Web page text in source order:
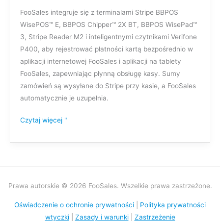
FooSales integruje się z terminalami Stripe BBPOS
WisePOS™ E, BBPOS Chipper™ 2X BT, BBPOS WisePad™
3, Stripe Reader M2 i inteligentnymi czytnikami Verifone
P400, aby rejestrować płatności kartą bezpośrednio w
aplikacji internetowej FooSales i aplikacji na tablety
FooSales, zapewniając płynną obsługę kasy. Sumy
zamówień są wysyłane do Stripe przy kasie, a FooSales
automatycznie je uzupełnia.
Czytaj więcej "
Prawa autorskie © 2026 FooSales. Wszelkie prawa zastrzeżone.
Oświadczenie o ochronie prywatności
Polityka prywatności
wtyczki| Zasady i warunki| Zastrzeżenie